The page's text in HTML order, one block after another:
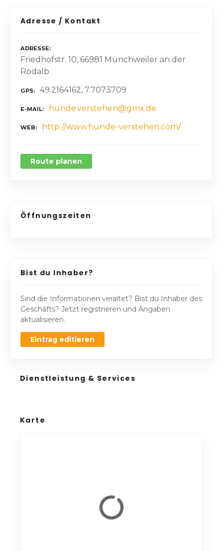
Adresse / Kontakt
ADRESSE
Friedhofstr. 10, 66981 Münchweiler an der
Rodalb
GPS 49.2164162, 7.7073709
E-MAIL hunde.verstehen@gmx.de
WEB http://www.hunde-verstehen.com/
Route planen
Öffnungszeiten
Bist du Inhaber?
Sind die Informationen veraltet? Bist du Inhaber des
Geschäfts? Jetzt registrieren und Angaben
aktualisieren.
Eintrag editieren
Dienstleistung & Services
Karte